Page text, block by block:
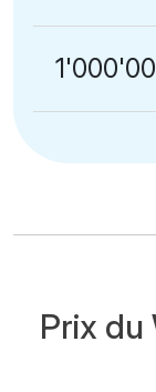
Prix du